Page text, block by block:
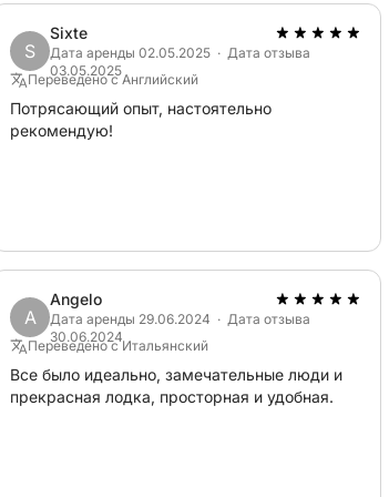
евро)
евро)
евро)
борту.
ЦЕНА.
S
Sixte
Дата аренды 02.05.2025 · Дата отзыва
03.05.2025
Переведено с Английский
Потрясающий опыт, настоятельно
рекомендую!
A
Angelo
Дата аренды 29.06.2024 · Дата отзыва
30.06.2024
Переведено с Итальянский
Все было идеально, замечательные люди и
прекрасная лодка, просторная и удобная.